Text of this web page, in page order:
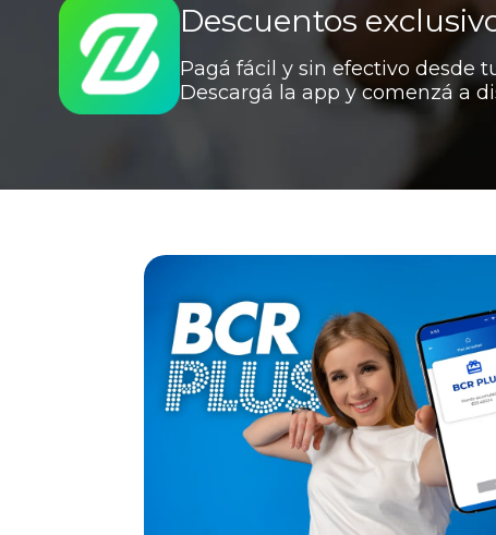
Descuentos
Pagá fácil y sin efectivo desde
Descargá la app y comenzá a